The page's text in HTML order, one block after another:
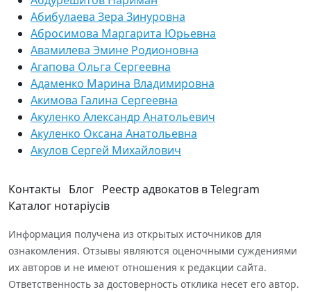
Абибулаева Зера Зинуровна
Абросимова Маргарита Юрьевна
Авамилева Эмине Родионовна
Агапова Ольга Сергеевна
Адаменко Марина Владимировна
Акимова Галина Сергеевна
Акуленко Александр Анатольевич
Акуленко Оксана Анатольевна
Акулов Сергей Михайлович
Контакты Блог Реестр адвокатов в Telegram
Каталог нотаріусів
Информация получена из открытых источников для
ознакомления. Отзывы являются оценочными суждениями
их авторов и не имеют отношения к редакции сайта.
Ответственность за достоверность отклика несет его автор.